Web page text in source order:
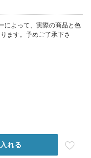
によって、実際の商品と色
ます。予めご了承下さ
れる